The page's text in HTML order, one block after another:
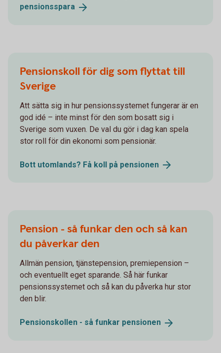
pensionsspara
Pensionskoll för dig som flyttat till
Sverige
Att sätta sig in hur pensionssystemet fungerar är en
god idé – inte minst för den som bosatt sig i
Sverige som vuxen. De val du gör i dag kan spela
stor roll för din ekonomi som pensionär.
Bott utomlands? Få koll på pensionen
Pension - så funkar den och så kan
du påverkar den
Allmän pension, tjänstepension, premiepension –
och eventuellt eget sparande. Så här funkar
pensionssystemet och så kan du påverka hur stor
den blir.
Pensionskollen - så funkar pensionen